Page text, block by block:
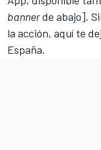
bannerde abajo].
la acción, aquí te
España.